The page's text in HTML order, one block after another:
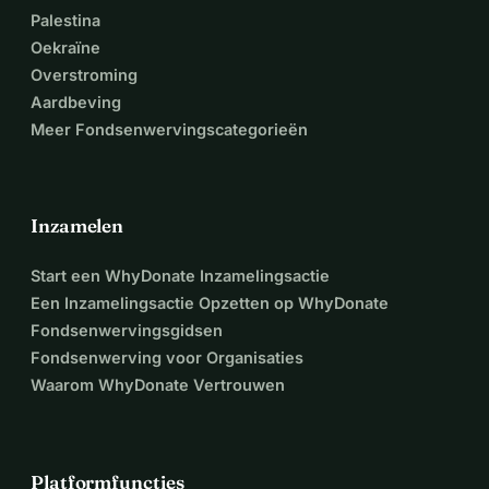
ooit kan opbouwen.
Voor donaties buiten whydonate.com zie het volgende
Revolut - +357-99337550 - @ellysi15l
GR4301406210621002340023624 - ELLYSIA GEORGIOU -
IRIS - + 306 981960038
Bank of Cyprus - IBAN- CY72002001950000357010442635
- ELLYSIA MICHAEL GEORGHIOU - quickpay - +357-
Palestina
Oekraïne
Overstroming
Aardbeving
Meer Fondsenwervingscategorieën
Inzamelen
Start een WhyDonate Inzamelingsactie
Een Inzamelingsactie Opzetten op WhyDonate
Fondsenwervingsgidsen
Fondsenwerving voor Organisaties
Waarom WhyDonate Vertrouwen
Platformfuncties